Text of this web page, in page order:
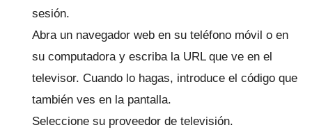
sesión.
Abra un navegador web en su teléfono móvil o en
su computadora y escriba la URL que ve en el
televisor. Cuando lo hagas, introduce el código que
también ves en la pantalla.
Seleccione su proveedor de televisión.